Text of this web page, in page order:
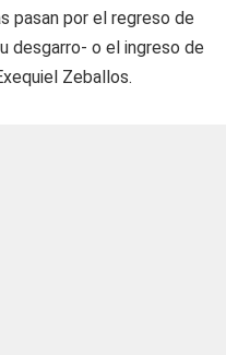
pasan por el regreso de
desgarro- o el ingreso de
Zeballos.